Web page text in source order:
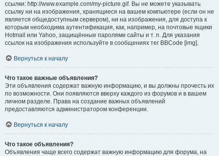
ссылки: http://www.example.com/my-picture.gif. Вы не можете указывать
ссылку ни на изображения, хранящиеся на вашем компьютере (если он не
является общедоступным сервером), ни на изображения, для доступа к
которым необходима аутентификация, как, например, на почтовые ящики
Hotmail или Yahoo, защищённые паролями сайты и т. п. Для указания
ссылок на изображения используйте в сообщениях тег BBCode [img].
Вернуться к началу
Что такое важные объявления?
Эти объявления содержат важную информацию, и вы должны прочесть их
по возможности. Они появляются вверху каждого из форумов и в вашем
личном разделе. Права на создание важных объявлений
предоставляются администратором конференции.
Вернуться к началу
Что такое объявления?
Объявления чаще всего содержат важную информацию для форума, на